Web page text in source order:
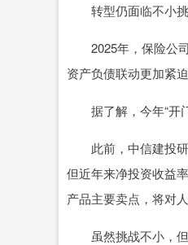
转型仍面临不小
2025年，保险公司
资产负债联动更加紧
据了解，今年“开门
此前，中信建投研
但近年来净投资收益
产品主要卖点，将对
虽然挑战不小，但